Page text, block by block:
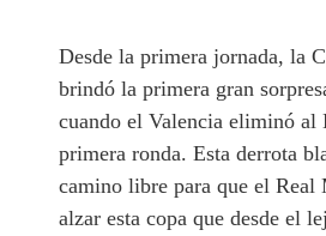
Desde la primera jornada, la
brindó la primera gran
cuando el Valencia eliminó al
primera ronda. Esta derrota
camino libre para que el
alzar esta copa que desde el